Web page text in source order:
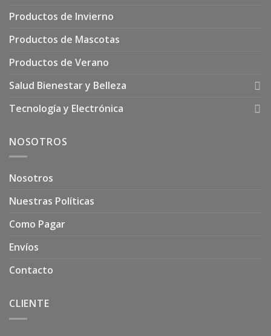
Productos de Invierno
Productos de Mascotas
Productos de Verano
Salud Bienestar y Belleza
Tecnología y Electrónica
NOSOTROS
Nosotros
Nuestras Políticas
Como Pagar
Envíos
Contacto
CLIENTE